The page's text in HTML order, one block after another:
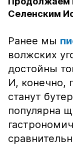
Селенским
Ранее мы
волжских
достойны
И, конечно,
станут
популярна